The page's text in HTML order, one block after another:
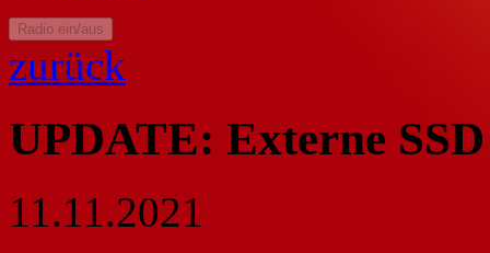
Radio ein/aus
zurück
UPDATE: Externe
11.11.2021